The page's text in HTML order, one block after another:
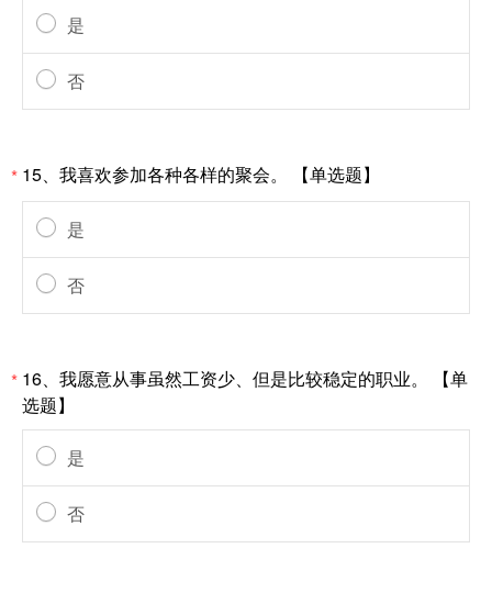
是
否
* 15、我喜欢参加各种各样的聚会。 【单选题】
是
否
* 16、我愿意从事虽然工资少、但是比较稳定的职业。 【单
选题】
是
否